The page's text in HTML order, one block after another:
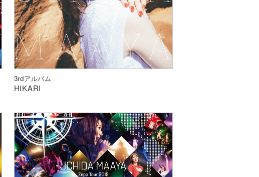
3rdアルバム
HIKARI